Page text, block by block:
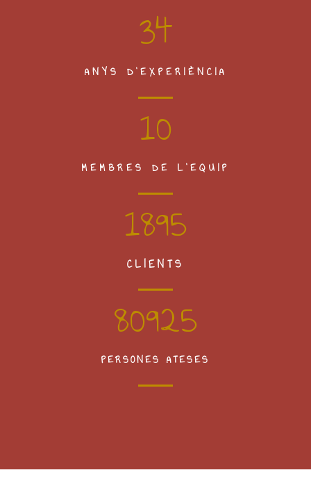
34
ANYS D'EXPERIÈNCIA
10
MEMBRES DE L'EQUIP
1895
CLIENTS
80925
PERSONES ATESES